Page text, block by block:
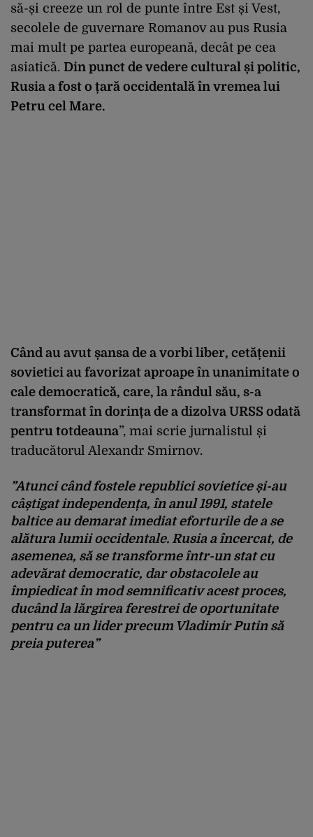
să-și creeze un rol de punte între Est și Vest,
secolele de guvernare Romanov au pus Rusia
mai mult pe partea europeană, decât pe cea
asiatică. Din punct de vedere cultural și politic,
Rusia a fost o țară occidentală în vremea lui
Petru cel Mare.
Când au avut șansa de a vorbi liber, cetățenii
sovietici au favorizat aproape în unanimitate o
cale democratică, care, la rândul său, s-a
transformat în dorința de a dizolva URSS odată
pentru totdeauna”, mai scrie jurnalistul și
traducătorul Alexandr Smirnov.
”Atunci când fostele republici sovietice și-au
câștigat independența, în anul 1991, statele
baltice au demarat imediat eforturile de a se
alătura lumii occidentale. Rusia a încercat, de
asemenea, să se transforme într-un stat cu
adevărat democratic, dar obstacolele au
împiedicat în mod semnificativ acest proces,
ducând la lărgirea ferestrei de oportunitate
pentru ca un lider precum Vladimir Putin să
preia puterea”